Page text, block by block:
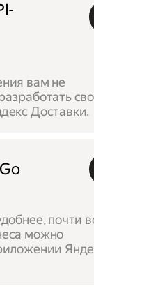
вам не
своё —
Доставки.
почти все
можно
Яндекс